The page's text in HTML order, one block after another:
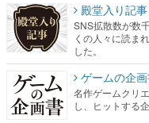
殿堂入り記事
SNS拡散数が数
くの人々に読ま
した。
ゲームの企
名作ゲームクリ
し、ヒットする